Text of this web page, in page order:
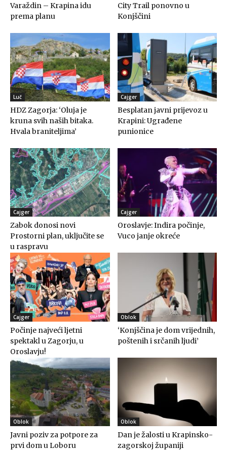
Varaždin – Krapina idu
prema planu
City Trail ponovno u
Konjščini
Luč
HDZ Zagorja: ‘Oluja je
kruna svih naših bitaka.
Hvala braniteljima’
Cajger
Besplatan javni prijevoz u
Krapini: Ugrađene
punionice
Cajger
Zabok donosi novi
Prostorni plan, uključite se
u raspravu
Cajger
Oroslavje: Indira počinje,
Vuco janje okreće
Cajger
Počinje najveći ljetni
spektakl u Zagorju, u
Oroslavju!
Oblok
‘Konjščina je dom vrijednih,
poštenih i srčanih ljudi’
Oblok
Javni poziv za potpore za
prvi dom u Loboru
Oblok
Dan je žalosti u Krapinsko-
zagorskoj županiji